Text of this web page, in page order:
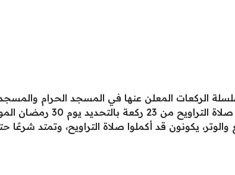
الركعات المعلن عنها في المسجد الحرام
يكونون قد أكملوا صلاة التراويح، وتمتد